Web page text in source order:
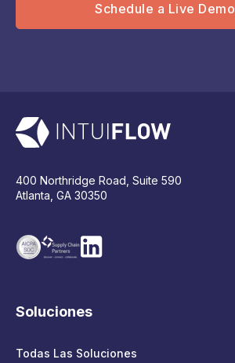
Schedule a Live Demo
400 Northridge Road, Suite 590
Atlanta, GA 30350
Soluciones
Todas Las Soluciones